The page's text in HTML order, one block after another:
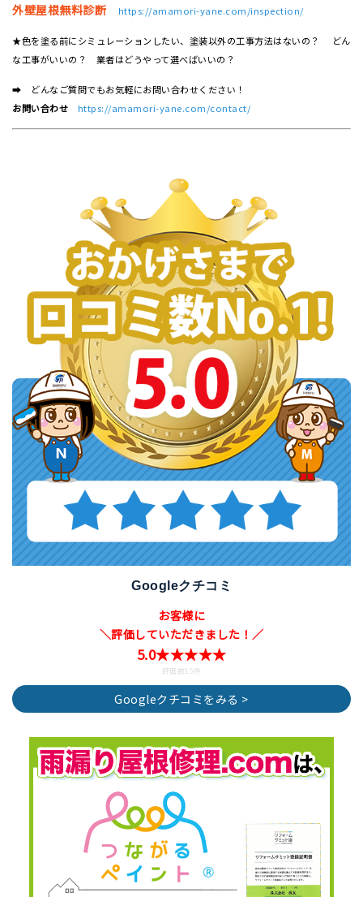
外壁屋根無料診断 https://amamori-yane.com/inspection/
★色を塗る前にシミュレーションしたい、塗装以外の工事方法はないの？ どん
な工事がいいの？ 業者はどうやって選べばいいの？
➡ どんなご質問でもお気軽にお問い合わせください！
お問い合わせ
https://amamori-yane.com/contact/
Googleクチコミ
お客様に
＼評価していただきました！／
5.0★★★★★
評価数15件
Googleクチコミをみる >